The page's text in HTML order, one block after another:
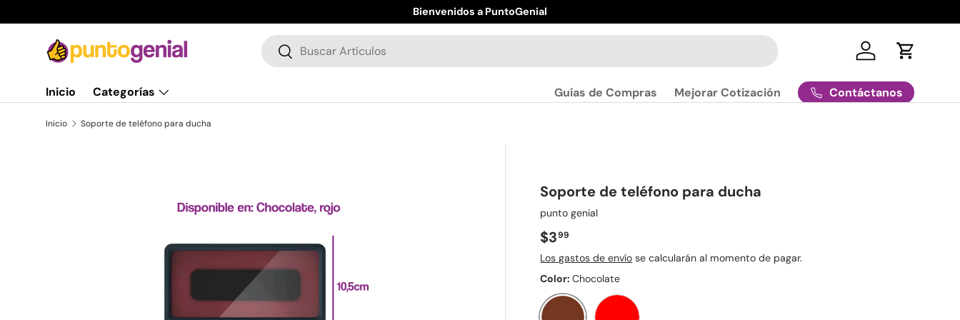
Ir al contenido
Bienvenidos a PuntoGenial
Buscar
Buscar Iniciar sesión
Carrito
Inicio Categorías Guías de Compras Mejorar Cotización Contáctanos
Inicio Soporte de teléfono para ducha
Ir directamente a la información del producto
Soporte de teléfono para ducha
punto genial
Precio normal
$399
Los gastos de envío se calcularán al momento de pagar.
Color:Chocolate